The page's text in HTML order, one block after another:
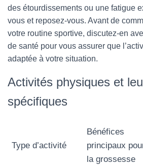
des étourdissements ou une fatigue
vous et reposez-vous. Avant de
votre routine sportive, discutez-en
de santé pour vous assurer que
adaptée à votre situation.
Activités physiques et
spécifiques
Type d’activité
Bénéfices
principaux
la grossesse